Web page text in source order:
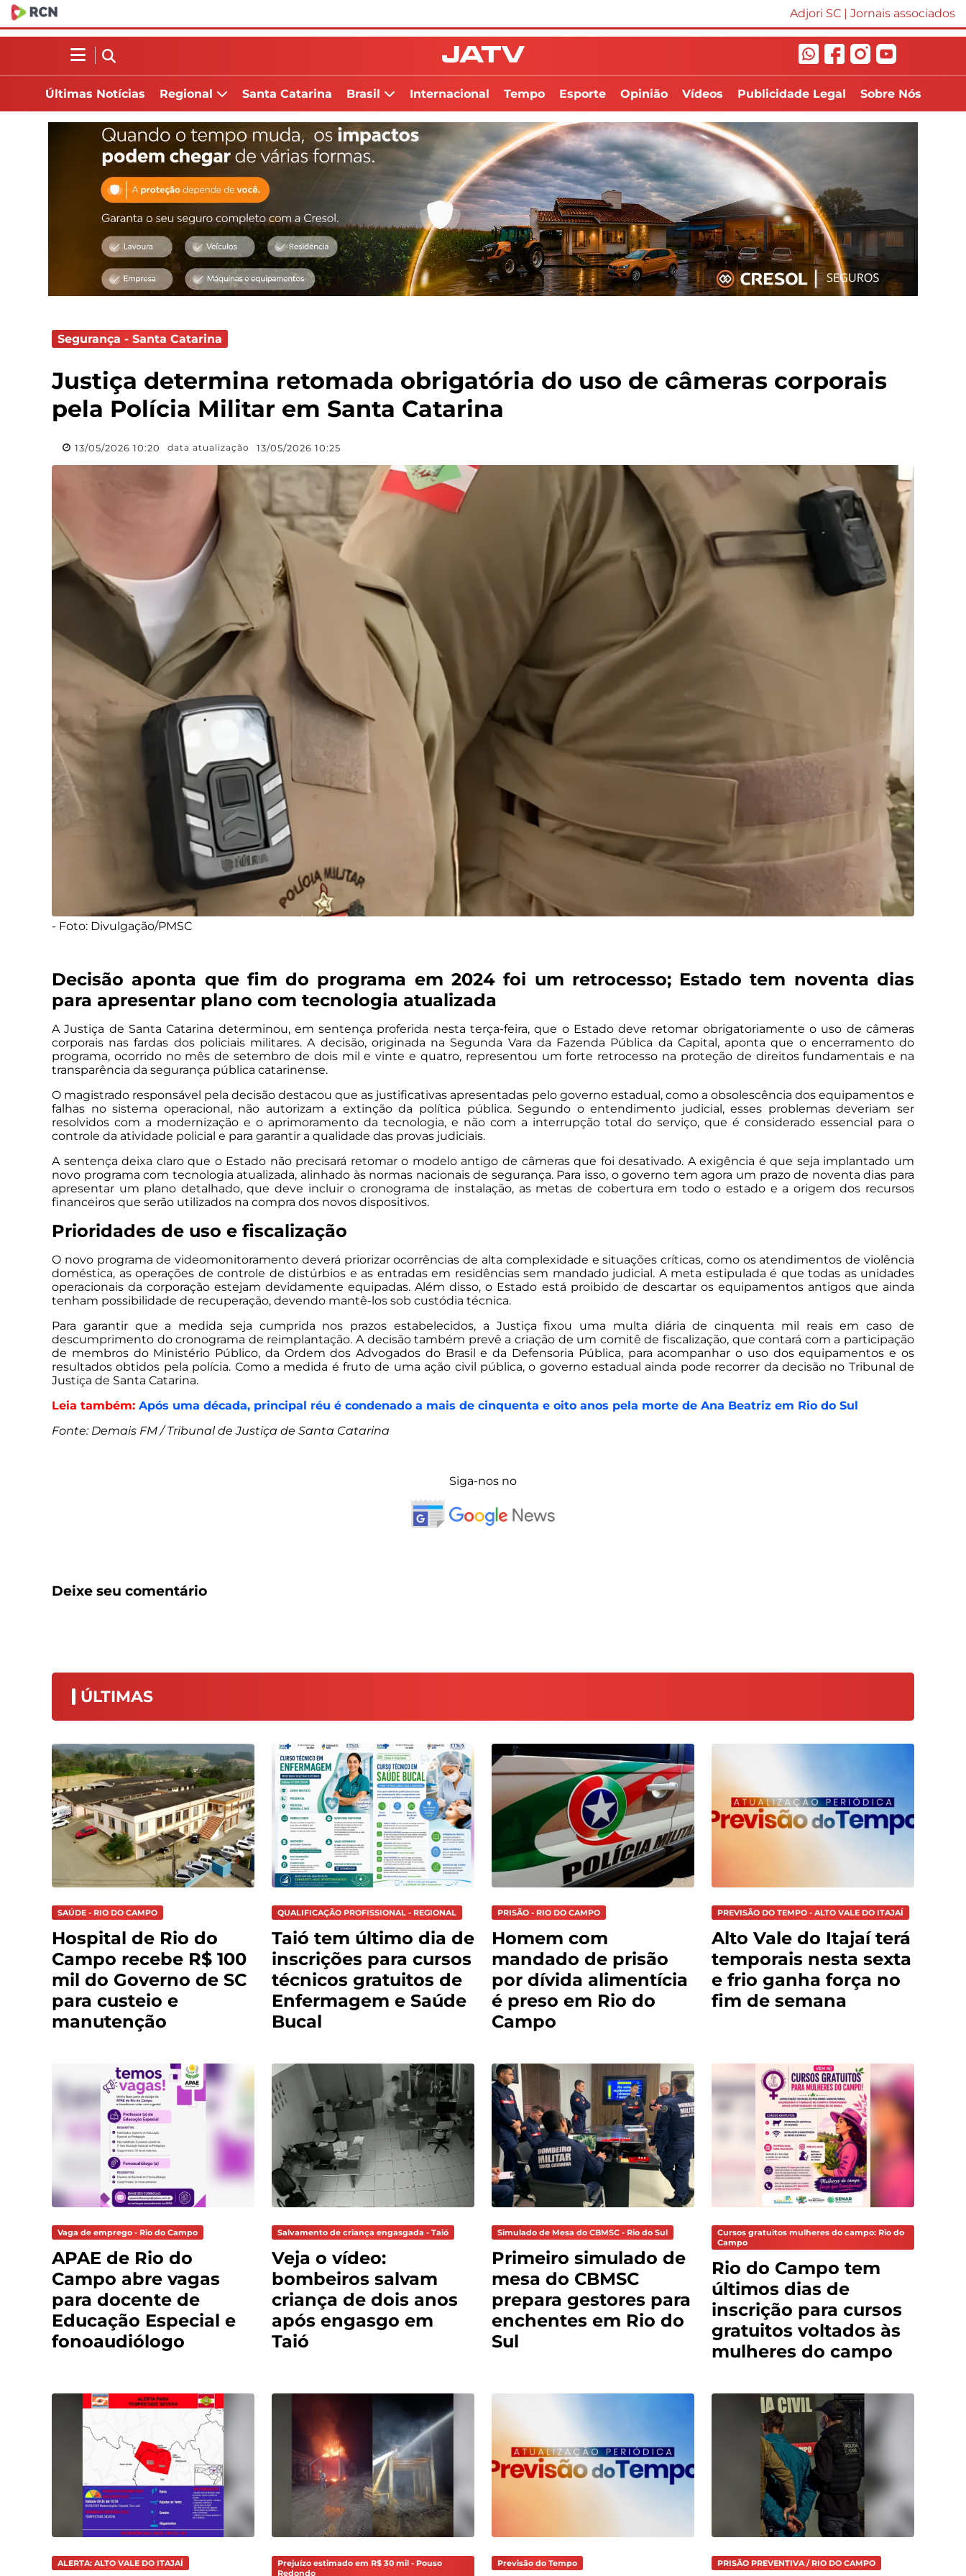
Adjori SC | Jornais associados
Últimas Notícias Regional Santa Catarina Brasil Internacional Tempo Esporte Opinião Vídeos Publicidade Legal Sobre Nós
Segurança - Santa Catarina
Justiça determina retomada obrigatória do uso de câmeras corporais
pela Polícia Militar em Santa Catarina
13/05/2026 10:20 data atualização 13/05/2026 10:25
- Foto: Divulgação/PMSC
Decisão aponta que fim do programa em 2024 foi um retrocesso; Estado tem noventa dias
para apresentar plano com tecnologia atualizada
A Justiça de Santa Catarina determinou, em sentença proferida nesta terça-feira, que o Estado deve retomar obrigatoriamente o uso de câmeras
corporais nas fardas dos policiais militares. A decisão, originada na Segunda Vara da Fazenda Pública da Capital, aponta que o encerramento do
programa, ocorrido no mês de setembro de dois mil e vinte e quatro, representou um forte retrocesso na proteção de direitos fundamentais e na
transparência da segurança pública catarinense.
O magistrado responsável pela decisão destacou que as justificativas apresentadas pelo governo estadual, como a obsolescência dos equipamentos e
falhas no sistema operacional, não autorizam a extinção da política pública. Segundo o entendimento judicial, esses problemas deveriam ser
resolvidos com a modernização e o aprimoramento da tecnologia, e não com a interrupção total do serviço, que é considerado essencial para o
controle da atividade policial e para garantir a qualidade das provas judiciais.
A sentença deixa claro que o Estado não precisará retomar o modelo antigo de câmeras que foi desativado. A exigência é que seja implantado um
novo programa com tecnologia atualizada, alinhado às normas nacionais de segurança. Para isso, o governo tem agora um prazo de noventa dias para
apresentar um plano detalhado, que deve incluir o cronograma de instalação, as metas de cobertura em todo o estado e a origem dos recursos
financeiros que serão utilizados na compra dos novos dispositivos.
Prioridades de uso e fiscalização
O novo programa de videomonitoramento deverá priorizar ocorrências de alta complexidade e situações críticas, como os atendimentos de violência
doméstica, as operações de controle de distúrbios e as entradas em residências sem mandado judicial. A meta estipulada é que todas as unidades
operacionais da corporação estejam devidamente equipadas. Além disso, o Estado está proibido de descartar os equipamentos antigos que ainda
tenham possibilidade de recuperação, devendo mantê-los sob custódia técnica.
Para garantir que a medida seja cumprida nos prazos estabelecidos, a Justiça fixou uma multa diária de cinquenta mil reais em caso de
descumprimento do cronograma de reimplantação. A decisão também prevê a criação de um comitê de fiscalização, que contará com a participação
de membros do Ministério Público, da Ordem dos Advogados do Brasil e da Defensoria Pública, para acompanhar o uso dos equipamentos e os
resultados obtidos pela polícia. Como a medida é fruto de uma ação civil pública, o governo estadual ainda pode recorrer da decisão no Tribunal de
Justiça de Santa Catarina.
Leia também: Após uma década, principal réu é condenado a mais de cinquenta e oito anos pela morte de Ana Beatriz em Rio do Sul
Fonte: Demais FM / Tribunal de Justiça de Santa Catarina
Siga-nos no
Deixe seu comentário
ÚLTIMAS
SAÚDE - RIO DO CAMPO
Hospital de Rio do
Campo recebe R$ 100
mil do Governo de SC
para custeio e
manutenção
QUALIFICAÇÃO PROFISSIONAL - REGIONAL
Taió tem último dia de
inscrições para cursos
técnicos gratuitos de
Enfermagem e Saúde
Bucal
PRISÃO - RIO DO CAMPO
Homem com
mandado de prisão
por dívida alimentícia
é preso em Rio do
Campo
PREVISÃO DO TEMPO - ALTO VALE DO ITAJAÍ
Alto Vale do Itajaí terá
temporais nesta sexta
e frio ganha força no
fim de semana
Vaga de emprego - Rio do Campo
APAE de Rio do
Campo abre vagas
para docente de
Educação Especial e
fonoaudiólogo
Salvamento de criança engasgada - Taió
Veja o vídeo:
bombeiros salvam
criança de dois anos
após engasgo em
Taió
Simulado de Mesa do CBMSC - Rio do Sul
Primeiro simulado de
mesa do CBMSC
prepara gestores para
enchentes em Rio do
Sul
Cursos gratuitos mulheres do campo: Rio do
Campo
Rio do Campo tem
últimos dias de
inscrição para cursos
gratuitos voltados às
mulheres do campo
ALERTA: ALTO VALE DO ITAJAÍ
Prejuízo estimado em R$ 30 mil - Pouso
Redondo
Previsão do Tempo PRISÃO PREVENTIVA / RIO DO CAMPO